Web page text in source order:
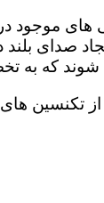
موجود
صدای
که به
تکنسین